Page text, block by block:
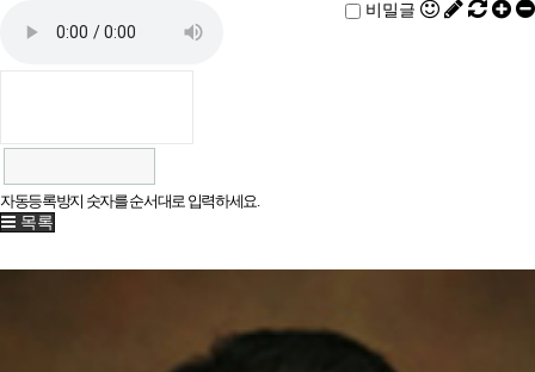
비밀글
자동등록방지 숫자를 순서대로 입력하세요.
목록